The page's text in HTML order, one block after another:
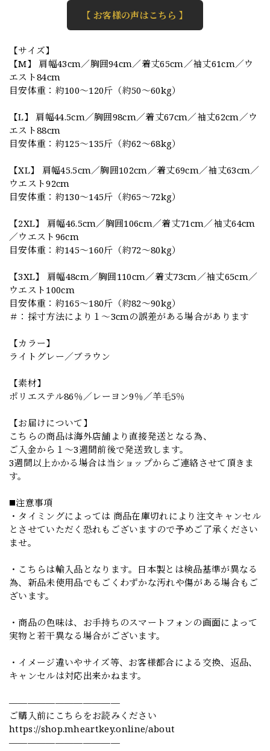
【 お客様の声はこちら 】
【サイズ】
【M】 肩幅43cm／胸囲94cm／着丈65cm／袖丈61cm／ウ
エスト84cm
目安体重：約100〜120斤（約50〜60kg）
【L】 肩幅44.5cm／胸囲98cm／着丈67cm／袖丈62cm／ウ
エスト88cm
目安体重：約125〜135斤（約62〜68kg）
【XL】 肩幅45.5cm／胸囲102cm／着丈69cm／袖丈63cm／
ウエスト92cm
目安体重：約130〜145斤（約65〜72kg）
【2XL】 肩幅46.5cm／胸囲106cm／着丈71cm／袖丈64cm
／ウエスト96cm
目安体重：約145〜160斤（約72〜80kg）
【3XL】 肩幅48cm／胸囲110cm／着丈73cm／袖丈65cm／
ウエスト100cm
目安体重：約165〜180斤（約82〜90kg）
＃：採寸方法により１～3cmの誤差がある場合があります
【カラー】
ライトグレー／ブラウン
【素材】
ポリエステル86％／レーヨン9％／羊毛5％
【お届けについて】
こちらの商品は海外店舗より直接発送となる為、
ご入金から１～3週間前後で発送致します。
3週間以上かかる場合は当ショップからご連絡させて頂きま
す。
◼️注意事項
・タイミングによっては 商品在庫切れにより注文キャンセル
とさせていただく恐れもございますので予めご了承ください
ませ。
・こちらは輸入品となります。日本製とは検品基準が異なる
為、新品未使用品でもごくわずかな汚れや傷がある場合もご
ざいます。
・商品の色味は、お手持ちのスマートフォンの画面によって
実物と若干異なる場合がございます。
・イメージ違いやサイズ等、お客様都合による交換、返品、
キャンセルは対応出来かねます。
————————————
ご購入前にこちらをお読みください
https://shop.mheartkey.online/about
————————————